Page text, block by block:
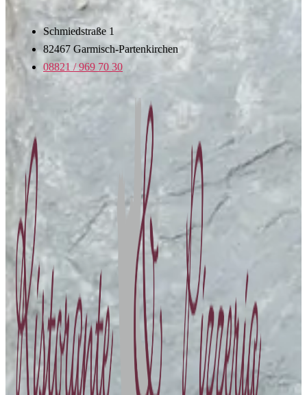
Schmiedstraße 1
82467 Garmisch-Partenkirchen
08821 / 969 70 30